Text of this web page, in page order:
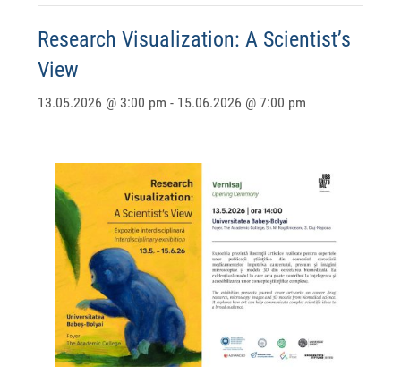
Research Visualization: A Scientist’s
View
13.05.2026 @ 3:00 pm - 15.06.2026 @ 7:00 pm